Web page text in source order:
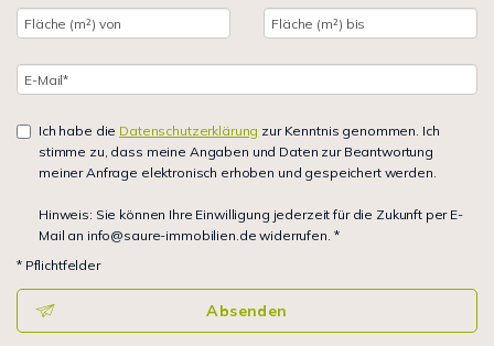
Ich habe die Datenschutzerklärung zur Kenntnis genommen. Ich
stimme zu, dass meine Angaben und Daten zur Beantwortung
meiner Anfrage elektronisch erhoben und gespeichert werden.
Hinweis: Sie können Ihre Einwilligung jederzeit für die Zukunft per E-
Mail an info@saure-immobilien.de widerrufen. *
* Pflichtfelder
Absenden